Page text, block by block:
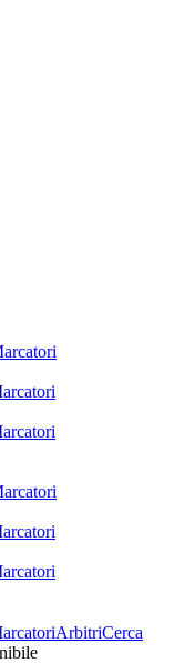
ArbitriCerca